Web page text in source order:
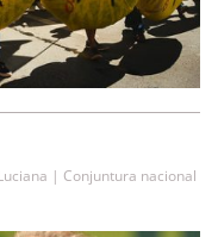
| Conjuntura nacional